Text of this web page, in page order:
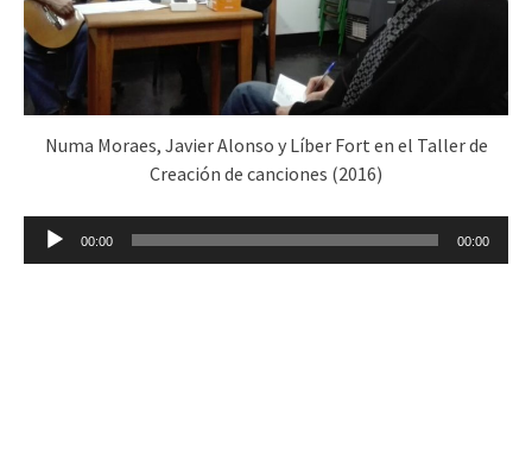
Numa Moraes, Javier Alonso y Líber Fort en el Taller de
Creación de canciones (2016)
Reproductor
00:00 00:00